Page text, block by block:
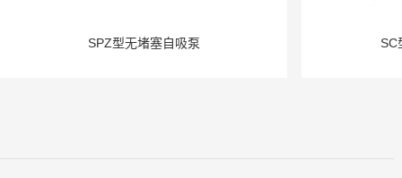
SPZ型无堵塞自吸泵 SC